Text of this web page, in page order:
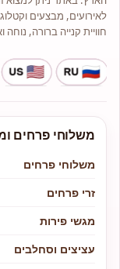
לאירועים, מבצעים
חוויית קנייה ברורה,
משלוחי פרחים
משלוחי פרחים
זרי פרחים
מגשי פירות
עציצים וסחלבים